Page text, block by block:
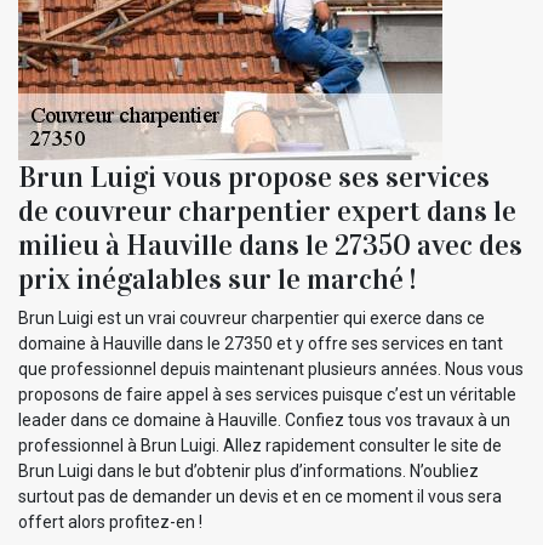
Brun Luigi vous propose ses services
de couvreur charpentier expert dans le
milieu à Hauville dans le 27350 avec des
prix inégalables sur le marché !
Brun Luigi est un vrai couvreur charpentier qui exerce dans ce
domaine à Hauville dans le 27350 et y offre ses services en tant
que professionnel depuis maintenant plusieurs années. Nous vous
proposons de faire appel à ses services puisque c’est un véritable
leader dans ce domaine à Hauville. Confiez tous vos travaux à un
professionnel à Brun Luigi. Allez rapidement consulter le site de
Brun Luigi dans le but d’obtenir plus d’informations. N’oubliez
surtout pas de demander un devis et en ce moment il vous sera
offert alors profitez-en !